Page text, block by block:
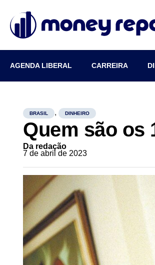
AGENDA LIBERAL CARREIRA
BRASIL , DINHEIRO
Quem são os
Da redação
7 de abril de 2023